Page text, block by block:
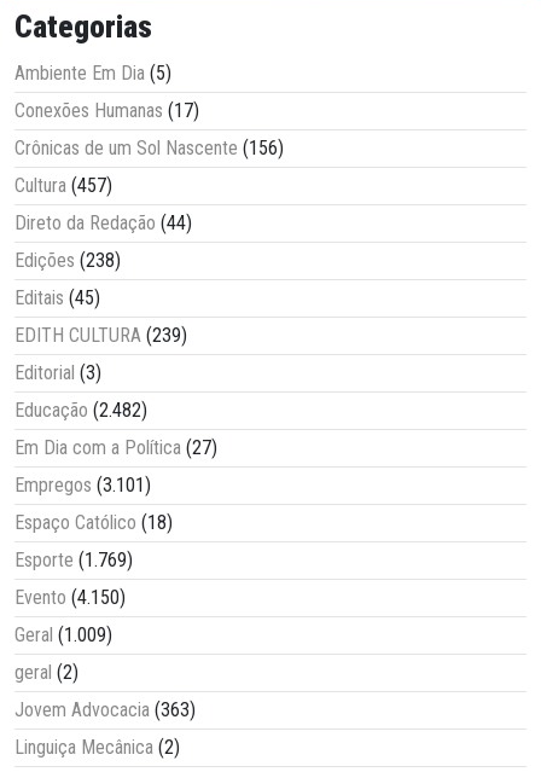
Categorias
Ambiente Em Dia (5)
Conexões Humanas (17)
Crônicas de um Sol Nascente (156)
Cultura (457)
Direto da Redação (44)
Edições (238)
Editais (45)
EDITH CULTURA (239)
Editorial (3)
Educação (2.482)
Em Dia com a Política (27)
Empregos (3.101)
Espaço Católico (18)
Esporte (1.769)
Evento (4.150)
Geral (1.009)
geral (2)
Jovem Advocacia (363)
Linguiça Mecânica (2)